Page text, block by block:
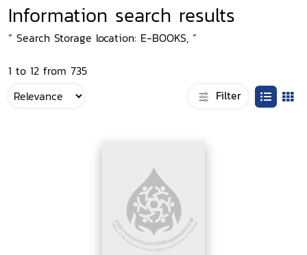
Information search results
“ Search Storage location: E-BOOKS, ”
1 to 12 from 735
Filter